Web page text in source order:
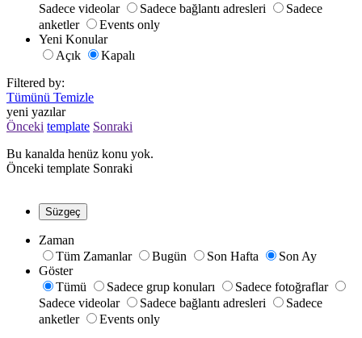
Sadece videolar
Sadece bağlantı adresleri
Sadece
anketler
Events only
Yeni Konular
Açık
Kapalı
Filtered by:
Tümünü Temizle
yeni yazılar
Önceki template Sonraki
Bu kanalda henüz konu yok.
Önceki template Sonraki
Süzgeç
Zaman
Tüm Zamanlar
Bugün Son Hafta
Son Ay
Göster
Tümü
Sadece grup konuları
Sadece fotoğraflar
Sadece videolar
Sadece bağlantı adresleri
Sadece
anketler
Events only